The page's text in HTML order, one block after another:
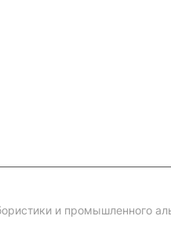
и промышленного